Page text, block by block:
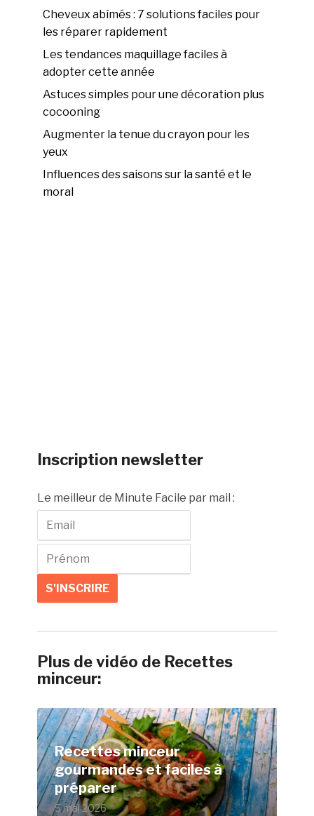
Cheveux abîmés : 7 solutions faciles pour
les réparer rapidement
Les tendances maquillage faciles à
adopter cette année
Astuces simples pour une décoration plus
cocooning
Augmenter la tenue du crayon pour les
yeux
Influences des saisons sur la santé et le
moral
Inscription newsletter
Le meilleur de Minute Facile par mail :
Plus de vidéo de Recettes
minceur:
Recettes minceur
gourmandes et faciles à
préparer
5 mai 2026